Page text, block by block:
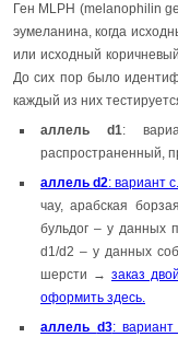
Ген MLPH (melanophilin
эумеланина, когда
или исходный
До сих пор было
каждый из них
аллельd1:
распространенный,
аллель d2: вариант
чау, арабская
бульдог – у данных
d1/d2 – у данных
шерсти → заказ
оформить здесь.
аллель d3: